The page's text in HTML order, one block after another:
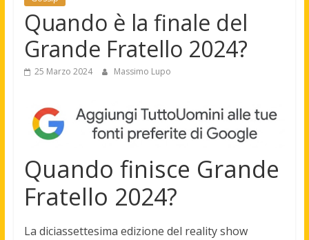
Quando è la finale del
Grande Fratello 2024?
25 Marzo 2024 Massimo Lupo
Quando finisce Grande
Fratello 2024?
La diciassettesima edizione del reality show